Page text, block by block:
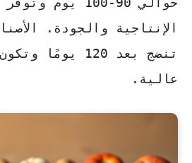
الإنتاجية والجودة.
تنضج بعد 120
عالية.